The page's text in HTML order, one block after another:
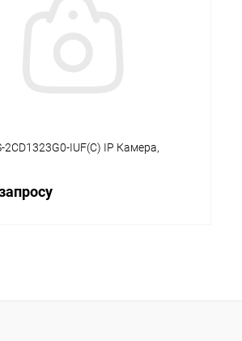
2CD1323G0-IUF(C) IP Камера,
клик Сравнение